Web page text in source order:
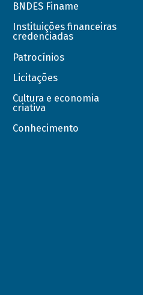
BNDES Finame
Instituições financeiras
credenciadas
Patrocínios
Licitações
Cultura e economia
criativa
Conhecimento